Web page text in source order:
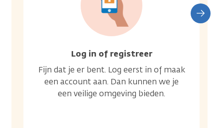
Log in of registreer
Fijn dat je er bent. Log eerst in of maak
een account aan. Dan kunnen we je
een veilige omgeving bieden.